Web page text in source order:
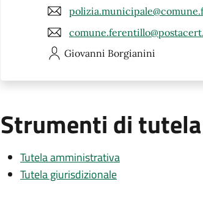
Giovanni Borgianini
Strumenti di tutela
Tutela amministrativa
Tutela giurisdizionale